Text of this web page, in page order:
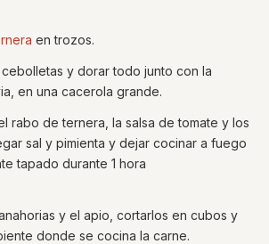
en trozos.
y dorar todo junto con la
en una cacerola grande.
rabo de ternera, la salsa de tomate y los
sal y pimienta y dejar cocinar a fuego
tapado durante 1 hora
y el apio, cortarlos en cubos y
donde se cocina la carne.